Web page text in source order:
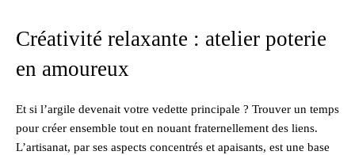
Créativité relaxante : atelier poterie
en amoureux
Et si l’argile devenait votre vedette principale ? Trouver un temps
pour créer ensemble tout en nouant fraternellement des liens.
L’artisanat, par ses aspects concentrés et apaisants, est une base